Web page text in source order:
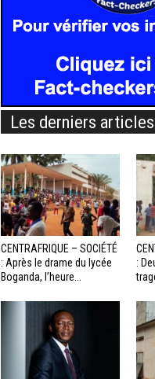
Les derniers articles
CENTRAFRIQUE – SOCIÉTÉ
: Après le drame du lycée
Boganda, l’heure...
: